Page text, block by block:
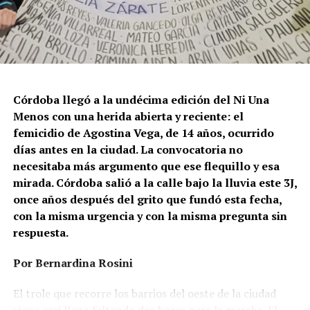
Ganar la vida: La historia de (no)
Córdoba llegó a la undécima edición del Ni Una
Menos con una herida abierta y reciente: el
femicidio de Agostina Vega, de 14 años, ocurrido
días antes en la ciudad. La convocatoria no
necesitaba más argumento que ese flequillo y esa
mirada. Córdoba salió a la calle bajo la lluvia este 3J,
once años después del grito que fundó esta fecha,
con la misma urgencia y con la misma pregunta sin
respuesta.
Por Bernardina Rosini
El trole que recorre los barrios del oeste de la ciudad